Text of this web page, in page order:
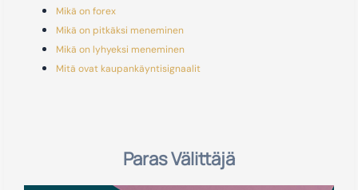
Mikä on forex
Mikä on pitkäksi meneminen
Mikä on lyhyeksi meneminen
Mitä ovat kaupankäyntisignaalit
Paras Välittäjä